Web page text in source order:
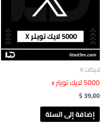
لايكات X
‎ 5000لايك‏‏‎ تويتر x
$39,00
إضافة إلى السلة